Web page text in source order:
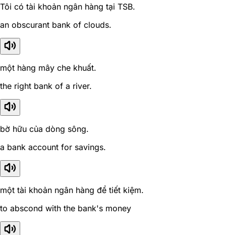
Tôi có tài khoản ngân hàng tại TSB.
an obscurant bank of clouds.
một hàng mây che khuất.
the right bank of a river.
bờ hữu của dòng sông.
a bank account for savings.
một tài khoản ngân hàng để tiết kiệm.
to abscond with the bank's money